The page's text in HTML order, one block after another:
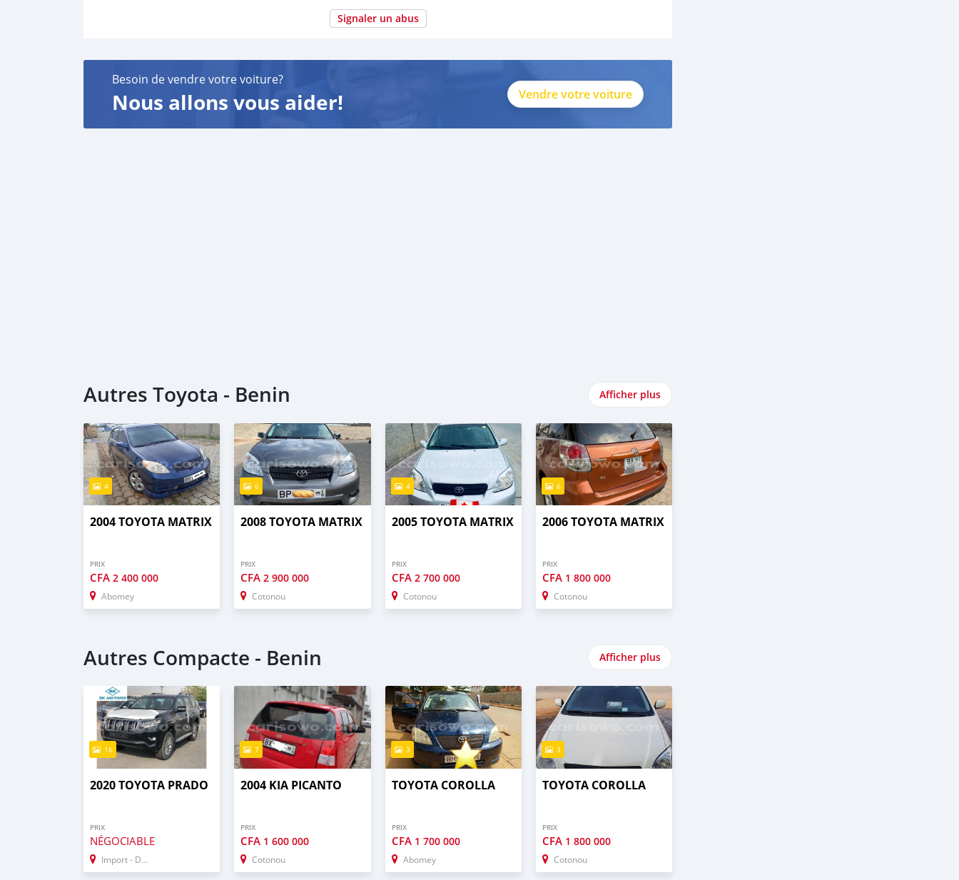
Signaler un abus
Besoin de vendre votre voiture?
Nous allons vous aider! Vendre votre voiture
Autres Toyota - Benin Afficher plus
4
2004 TOYOTA MATRIX
PRIX
CFA 2 400 000
Abomey
6
2008 TOYOTA MATRIX
PRIX
CFA2 900 000
Cotonou
4
2005 TOYOTA MATRIX
PRIX
CFA 2 700 000
Cotonou
6
2006 TOYOTA MATRIX
PRIX
CFA 1 800 000
Cotonou
Autres Compacte - Benin Afficher plus
16
2020 TOYOTA PRADO
PRIX
NÉGOCIABLE
Import - Dubai
7
2004 KIA PICANTO
PRIX
CFA 1 600 000
Cotonou
3
TOYOTA COROLLA
PRIX
CFA 1 700 000
Abomey
3
TOYOTA COROLLA
PRIX
CFA 1 800 000
Cotonou